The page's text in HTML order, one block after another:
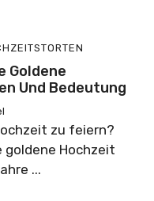
Goldene
Und Bedeutung
zu feiern?
goldene Hochzeit
...